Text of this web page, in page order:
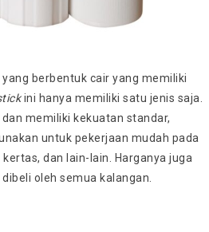
berbentuk cair yang memiliki
ini hanya memiliki satu jenis saja.
memiliki kekuatan standar,
untuk pekerjaan mudah pada
dan lain-lain. Harganya juga
oleh semua kalangan.